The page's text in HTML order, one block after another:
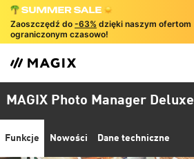
Zaoszczędź do -63% dzięki naszym ofertom
ograniczonym czasowo!
MAGIX Photo Manager Deluxe
Funkcje Nowości Dane techniczne